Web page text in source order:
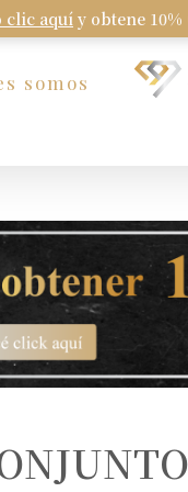
clic aquí y obtene
somos